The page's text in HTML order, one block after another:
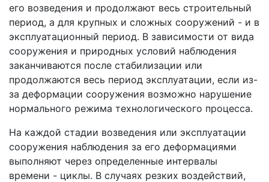
его возведения и продолжают весь строительный
период, а для крупных и сложных сооружений - и в
эксплуатационный период. В зависимости от вида
сооружения и природных условий наблюдения
заканчиваются после стабилизации или
продолжаются весь период эксплуатации, если из-
за деформации сооружения возможно нарушение
нормального режима технологического процесса.
На каждой стадии возведения или эксплуатации
сооружения наблюдения за его деформациями
выполняют через определенные интервалы
времени - циклы. В случаях резких воздействий,